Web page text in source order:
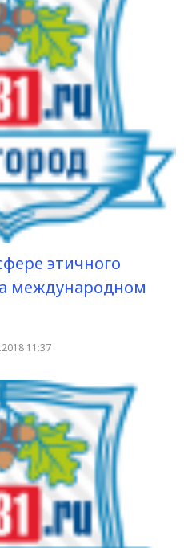
этичного
международном
11:37